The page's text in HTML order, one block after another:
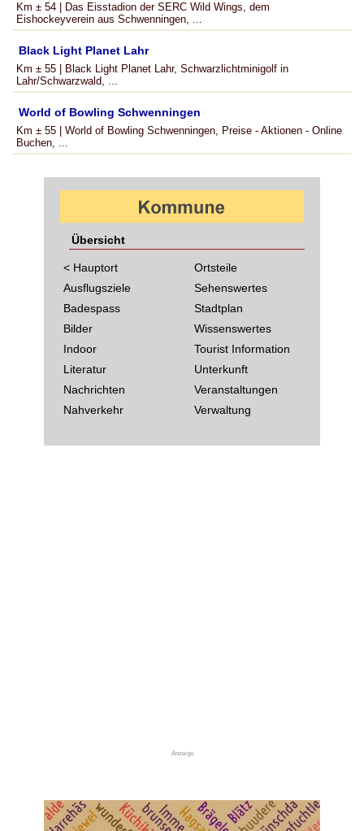
Km ± 54 | Das Eisstadion der SERC Wild Wings, dem
Eishockeyverein aus Schwenningen, ...
Black Light Planet Lahr
Km ± 55 | Black Light Planet Lahr, Schwarzlichtminigolf in
Lahr/Schwarzwald, ...
World of Bowling Schwenningen
Km ± 55 | World of Bowling Schwenningen, Preise - Aktionen - Online
Buchen, ...
Übersicht
< Hauptort
Ausflugsziele
Badespass
Bilder
Indoor
Literatur
Nachrichten
Nahverkehr
Ortsteile
Sehenswertes
Stadtplan
Wissenswertes
Tourist Information
Unterkunft
Veranstaltungen
Verwaltung
Anzeige